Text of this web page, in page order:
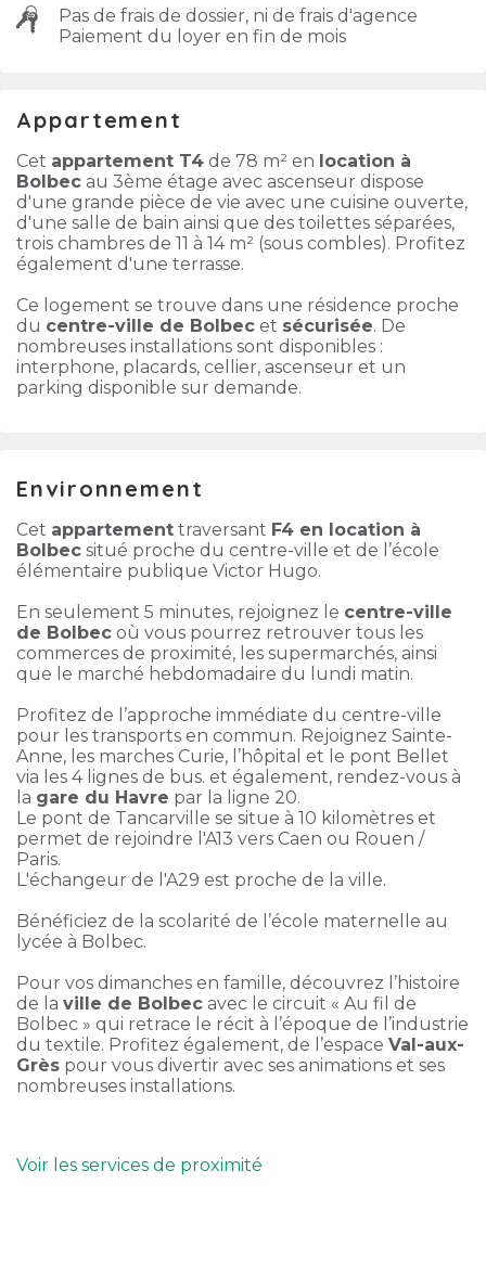
Pas de frais de dossier, ni de frais d'agence
Paiement du loyer en fin de mois
Appartement
Cet appartement T4 de 78 m² en location à
Bolbec au 3ème étage avec ascenseur dispose
d'une grande pièce de vie avec une cuisine ouverte,
d'une salle de bain ainsi que des toilettes séparées,
trois chambres de 11 à 14 m² (sous combles). Profitez
également d'une terrasse.
Ce logement se trouve dans une résidence proche
du centre-ville de Bolbec et sécurisée. De
nombreuses installations sont disponibles :
interphone, placards, cellier, ascenseur et un
parking disponible sur demande.
Environnement
Cet appartement traversant F4 en location à
Bolbec situé proche du centre-ville et de l’école
élémentaire publique Victor Hugo.
En seulement 5 minutes, rejoignez le centre-ville
de Bolbec où vous pourrez retrouver tous les
commerces de proximité, les supermarchés, ainsi
que le marché hebdomadaire du lundi matin.
Profitez de l’approche immédiate du centre-ville
pour les transports en commun. Rejoignez Sainte-
Anne, les marches Curie, l’hôpital et le pont Bellet
via les 4 lignes de bus. et également, rendez-vous à
la gare du Havre par la ligne 20.
Le pont de Tancarville se situe à 10 kilomètres et
permet de rejoindre l'A13 vers Caen ou Rouen /
Paris.
L'échangeur de l'A29 est proche de la ville.
Bénéficiez de la scolarité de l’école maternelle au
lycée à Bolbec.
Pour vos dimanches en famille, découvrez l’histoire
de la ville de Bolbec avec le circuit « Au fil de
Bolbec » qui retrace le récit à l’époque de l’industrie
du textile. Profitez également, de l’espace Val-aux-
Grès pour vous divertir avec ses animations et ses
nombreuses installations.
Voir les services de proximité